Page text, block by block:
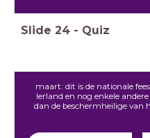
Slide 24 - Quiz
maart: dit is de nationale
Ierland en nog enkele
dan de beschermheilige van